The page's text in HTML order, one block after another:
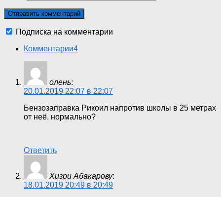
Подписка на комментарии
Комментарии4
олень:
20.01.2019 22:07 в 22:07
Бензозаправка Рикоил напротив школы в 25 метрах
от неё, нормально?
Ответить
Хизри Абакарову:
18.01.2019 20:49 в 20:49